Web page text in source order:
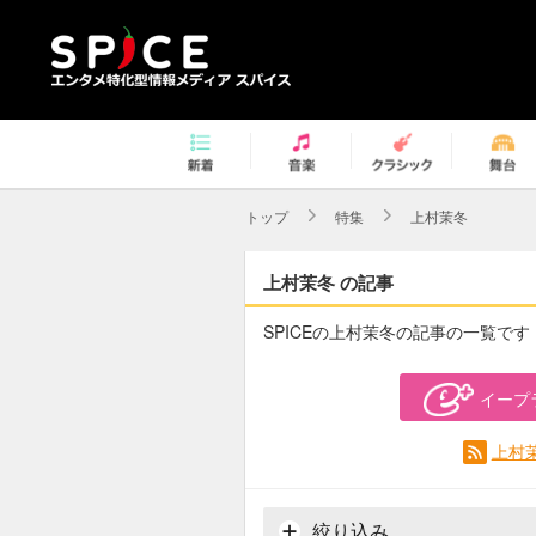
トップ 特集 上村茉冬
上村茉冬 の記事
SPICEの上村茉冬の記事の一覧です
イープ
上村